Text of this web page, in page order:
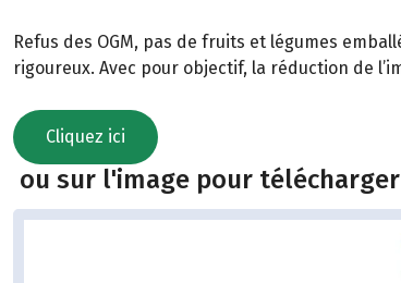
Refus des OGM, pas de fruits et légumes
rigoureux. Avec pour objectif, la réduction de
Cliquez ici
ou sur l'image pour